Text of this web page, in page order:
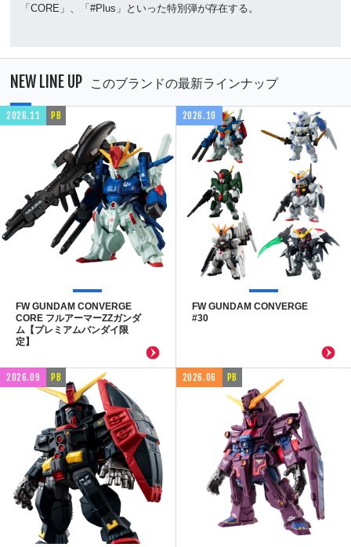
「CORE」、「#Plus」といった特別弾が存在する。
NEW LINE UP このブランドの最新ラインナップ
2026.11 PB
FW GUNDAM CONVERGE
CORE フルアーマーZZガンダ
ム【プレミアムバンダイ限
定】
2026.10
FW GUNDAM CONVERGE
#30
2026.09 PB 2026.06 PB